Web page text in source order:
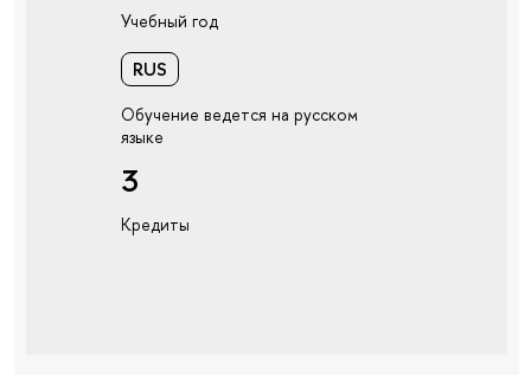
Учебный год
RUS
Обучение ведется на русском
языке
3
Кредиты